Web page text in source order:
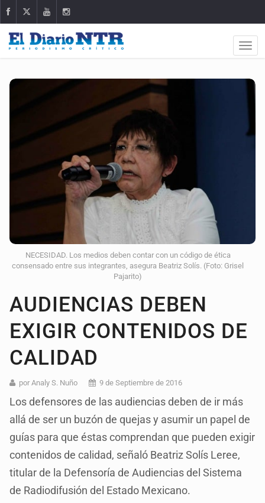
NECESIDAD. Los medios deben contar con un código de ética
consensado entre sus integrantes, asegura Beatriz Solís. (Foto: Grisel
Pajarito)
AUDIENCIAS DEBEN
EXIGIR CONTENIDOS DE
CALIDAD
por Analy S. Nuño 9 de Septiembre de 2016
Los defensores de las audiencias deben de ir más
allá de ser un buzón de quejas y asumir un papel de
guías para que éstas comprendan que pueden exigir
contenidos de calidad, señaló Beatriz Solís Leree,
titular de la Defensoría de Audiencias del Sistema
de Radiodifusión del Estado Mexicano.